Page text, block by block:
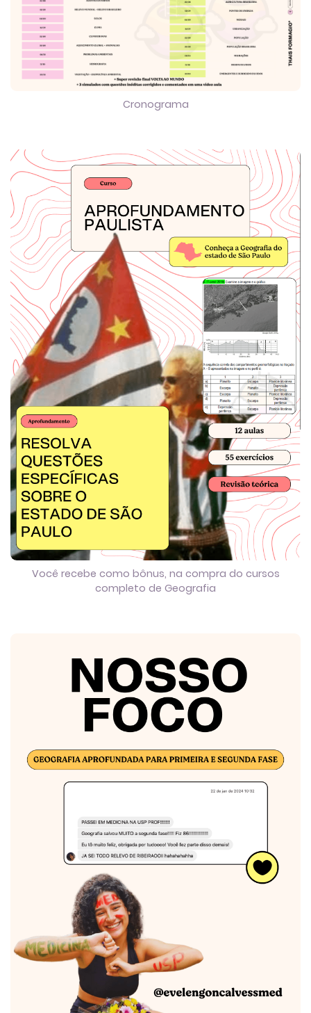
Cronograma
Você recebe como bônus, na compra do cursos
completo de Geografia